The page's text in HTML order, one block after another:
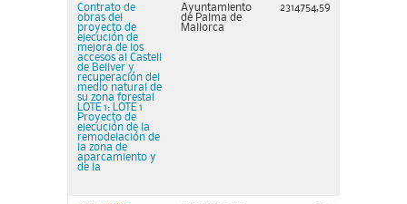
Contrato de
obras del
proyecto de
ejecución de
mejora de los
accesos al Castell
de Bellver y
recuperación del
medio natural de
su zona forestal
LOTE 1: LOTE 1
Proyecto de
ejecución de la
remodelación de
la zona de
aparcamiento y
de la
Ayuntamiento
de Palma de
Mallorca
2314754,59